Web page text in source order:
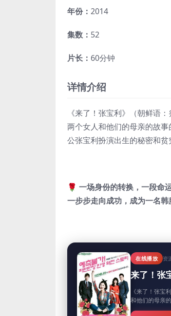
年份： 2014
集数： 52
片长： 60分钟
详情介绍
《来了！张宝利》（朝鲜语
两个女人和他们的母亲的故
公张宝利扮演出生的秘密和贫
🌹 一场身份的转换，一段命
一步步走向成功，成为一名
在线播放 资
来了！张
《来了！张宝
和他们的母亲